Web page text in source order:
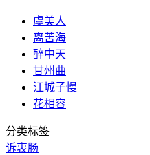
虞美人
离苦海
醉中天
甘州曲
江城子慢
花相容
分类标签
诉衷肠